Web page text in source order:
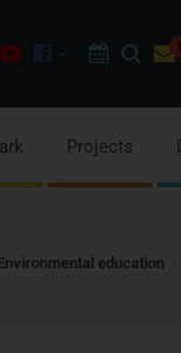
YoutubeFacebook
1
Projects
education